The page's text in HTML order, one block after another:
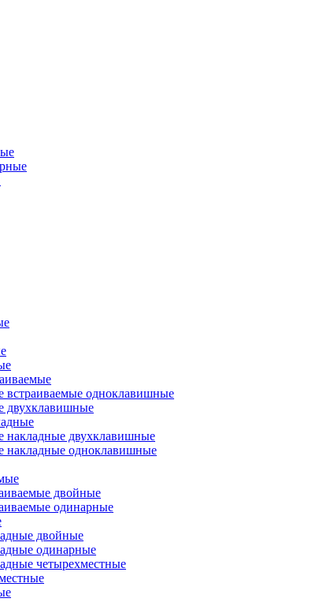
встраиваемые одноклавишные
двухклавишные
накладные двухклавишные
накладные одноклавишные
двойные
одинарные
двойные
одинарные
четырехместные